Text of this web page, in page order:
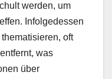
werden, um
Infolgedessen
oft
was
über